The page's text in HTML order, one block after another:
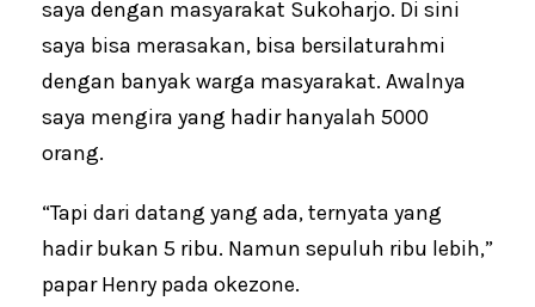
saya dengan masyarakat Sukoharjo. Di sini
saya bisa merasakan, bisa bersilaturahmi
dengan banyak warga masyarakat. Awalnya
saya mengira yang hadir hanyalah 5000
orang.
“Tapi dari datang yang ada, ternyata yang
hadir bukan 5 ribu. Namun sepuluh ribu lebih,”
papar Henry pada okezone.